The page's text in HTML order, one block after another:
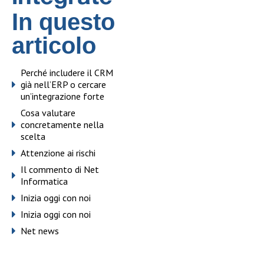
In questo
articolo
Perché includere il CRM
già nell’ERP o cercare
un’integrazione forte
Cosa valutare
concretamente nella
scelta
Attenzione ai rischi
Il commento di Net
Informatica
Inizia oggi con noi
Inizia oggi con noi
Net news